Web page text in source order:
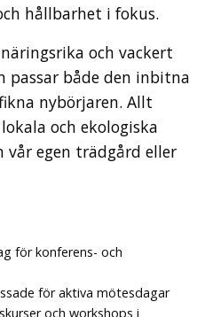
hållbarhet i fokus.
och vackert
passar både den inbitna
nybörjaren. Allt
och ekologiska
egen trädgård eller
för konferens- och
för aktiva mötesdagar
och workshops i